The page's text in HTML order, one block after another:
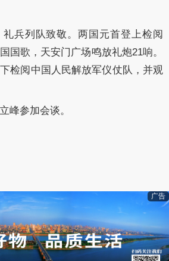
兵列队致敬。两国元首登上检阅
国歌，天安门广场鸣放礼炮21响。
检阅中国人民解放军仪仗队，并观
峰参加会谈。
广告